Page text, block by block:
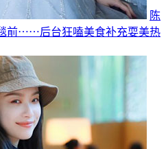
陈
前⋯⋯后台狂嗑美食补充耍美热